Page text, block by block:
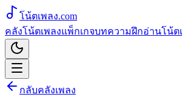
โน้ตเพลง.com
คลังโน้ตเพลงแพ็กเกจบทความฝึกอ่านโน้ต
กลับคลังเพลง